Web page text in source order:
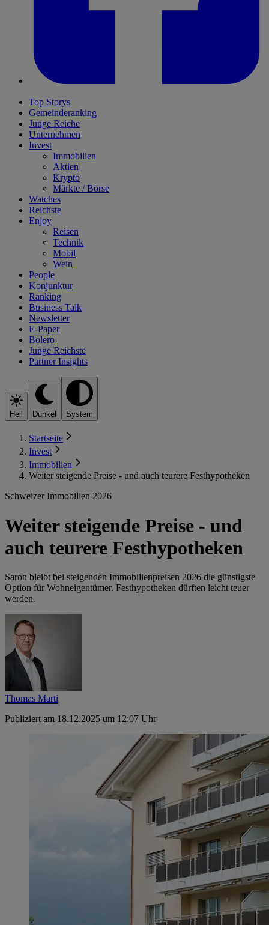
Top Storys
Gemeinderanking
Junge Reiche
Unternehmen
Invest
Immobilien
Aktien
Krypto
Märkte / Börse
Watches
Reichste
Enjoy
Reisen
Technik
Mobil
Wein
People
Konjunktur
Ranking
Business Talk
Newsletter
E-Paper
Bolero
Junge Reichste
Partner Insights
Hell Dunkel System
Startseite
Invest
Immobilien
Weiter steigende Preise - und auch teurere Festhypotheken
Schweizer Immobilien 2026
Weiter steigende Preise - und
auch teurere Festhypotheken
Saron bleibt bei steigenden Immobilienpreisen 2026 die günstigste
Option für Wohneigentümer. Festhypotheken dürften leicht teuer
werden.
Thomas Marti
Publiziert am 18.12.2025 um 12:07 Uhr